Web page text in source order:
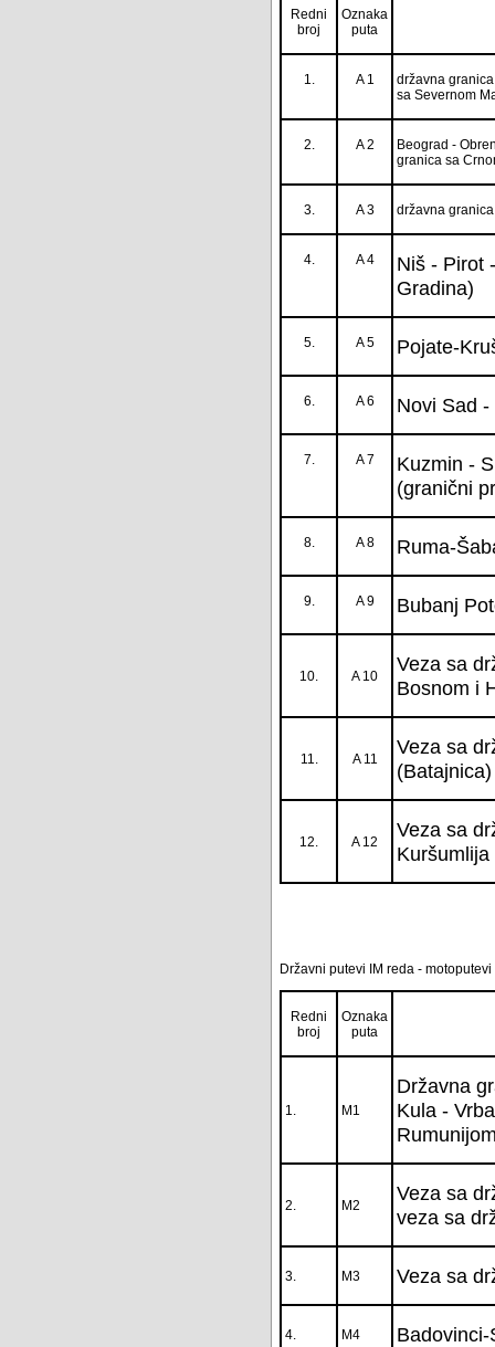
Redni
broj
Oznaka
puta
1. A 1
državna
sa Severnom
2. A 2
Beograd -
granica sa
3. A 3 državna
4. A 4
Niš - Pirot
Gradina)
5. A 5 Pojate-
6. A 6 Novi Sad
7. A 7
Kuzmin -
(granični
8. A 8 Ruma-
9. A 9 Bubanj
10. A 10
Veza sa
Bosnom i
11. A 11
Veza sa
(Batajnica)
12. A 12
Veza sa
Državni putevi IM reda - motoputevi
Redni
broj
Oznaka
puta
1. M1
Državna
Kula -
2. M2
Veza sa
veza sa
3. M3 Veza sa
4. M4